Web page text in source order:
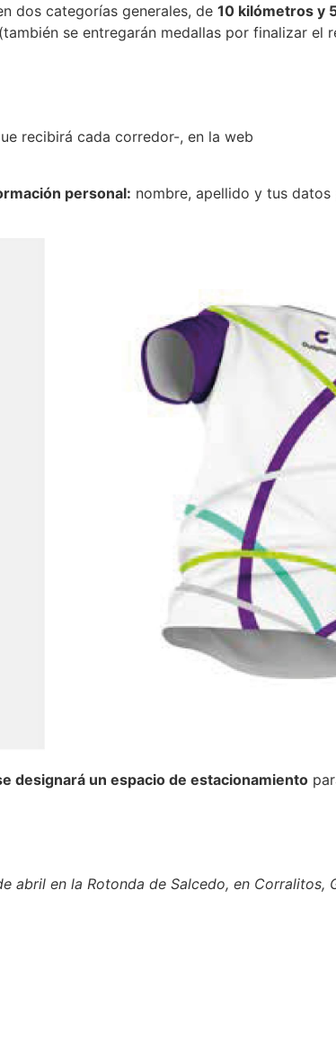
dos categorías generales, de 10 kilómetros y
(también se entregarán medallas por finalizar el
recibirá cada corredor-, en la web
personal: nombre, apellido y tus
designará un espacio de estacionamiento
en la Rotonda de Salcedo, en Corralitos,